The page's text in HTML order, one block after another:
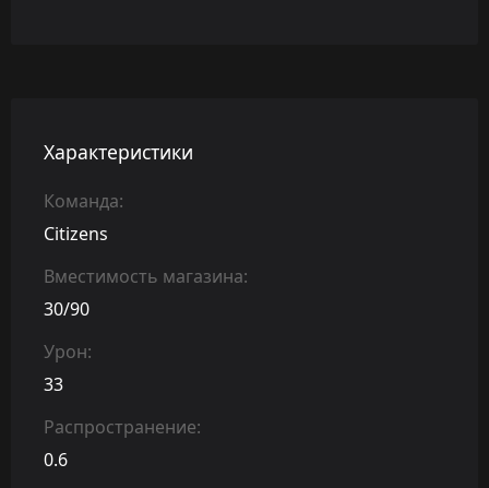
Характеристики
Команда:
Citizens
Вместимость магазина:
30/90
Урон:
33
Распространение:
0.6